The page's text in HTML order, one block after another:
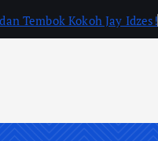
Tembok Kokoh Jay Idzes!